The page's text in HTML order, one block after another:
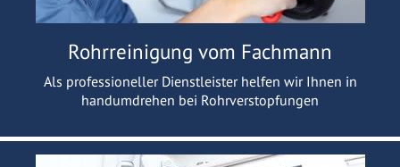
Rohrreinigung vom Fachmann
Als professioneller Dienstleister helfen wir Ihnen in
handumdrehen bei Rohrverstopfungen